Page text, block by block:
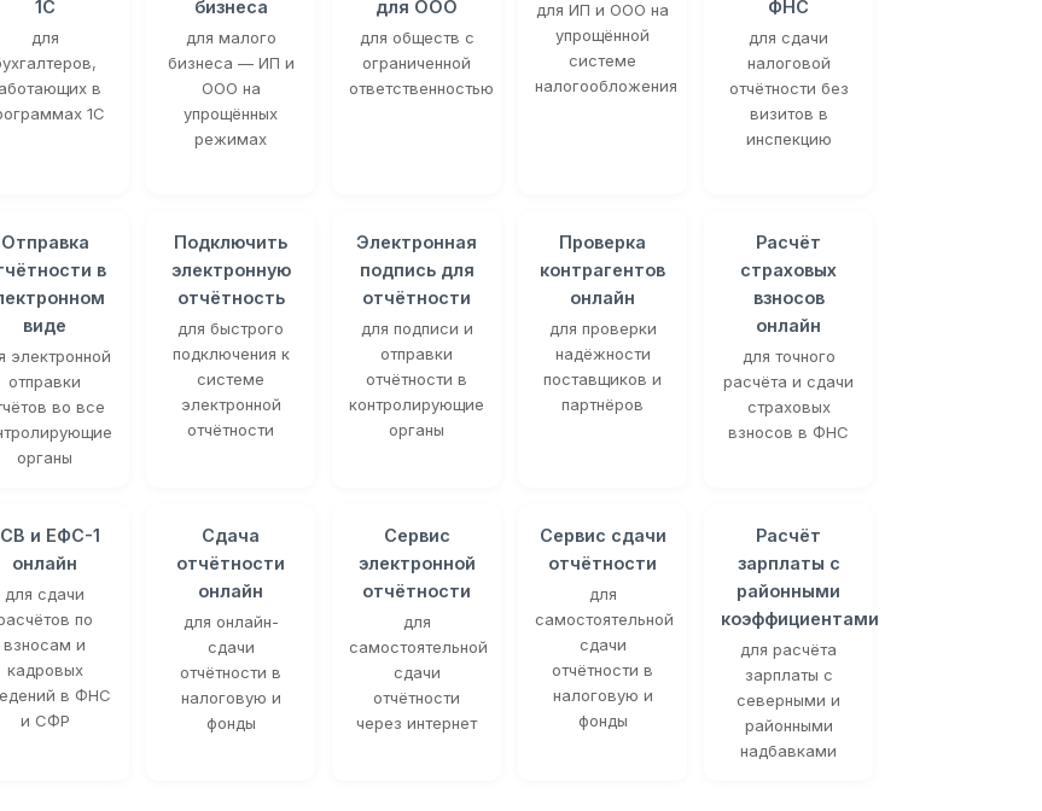
1С
для
в
1С
бизнеса
для малого
бизнеса — ИП и
ООО на
упрощённых
режимах
для ООО
для обществ с
ограниченной
ответственностью
для ИП и ООО на
упрощённой
системе
налогообложения
ФНС
для сдачи
налоговой
отчётности без
визитов в
инспекцию
Отправка
в
виде
электронной
отправки
во все
органы
Подключить
электронную
отчётность
для быстрого
подключения к
системе
электронной
отчётности
Электронная
подпись для
отчётности
для подписи и
отправки
отчётности в
контролирующие
органы
Проверка
контрагентов
онлайн
для проверки
надёжности
поставщиков и
партнёров
Расчёт
страховых
взносов
онлайн
для точного
расчёта и сдачи
страховых
взносов в ФНС
и ЕФС-1
онлайн
для сдачи
по
взносам и
кадровых
в ФНС
и СФР
Сдача
отчётности
онлайн
для онлайн-
сдачи
отчётности в
налоговую и
фонды
Сервис
электронной
отчётности
для
самостоятельной
сдачи
отчётности
через интернет
Сервис сдачи
отчётности
для
самостоятельной
сдачи
отчётности в
налоговую и
фонды
Расчёт
зарплаты с
районными
коэффициентами
для расчёта
зарплаты с
северными и
районными
надбавками